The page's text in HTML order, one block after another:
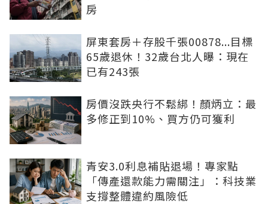
房
屏東套房＋存股千張00878...目標
65歲退休！32歲台北人曝：現在
已有243張
房價沒跌央行不鬆綁！顏炳立：最
多修正到10%、買方仍可獲利
青安3.0利息補貼退場！專家點
「傳產還款能力需關注」：科技業
支撐整體違約風險低